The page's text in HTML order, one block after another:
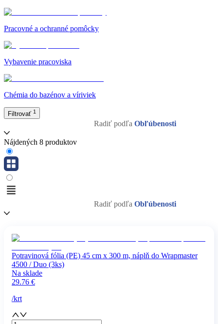
Pracovné a ochranné pomôcky
Vybavenie pracoviska
Chémia do bazénov a víriviek
Filtrovať 1
Radiť podľa Obľúbenosti
Nájdených 8 produktov
Radiť podľa Obľúbenosti
Potravinová fólia (PE) 45 cm x 300 m, náplň do Wrapmaster
4500 / Duo (3ks)
Na sklade
29.76 €
/krt